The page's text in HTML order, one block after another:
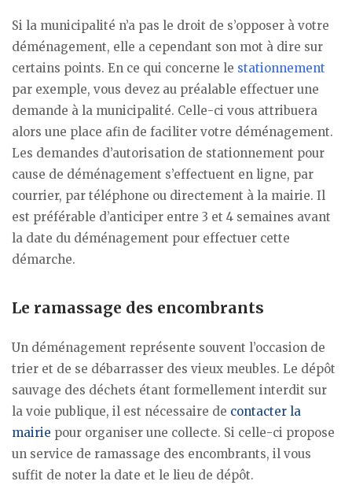
Si la municipalité n’a pas le droit de s’opposer à votre
déménagement, elle a cependant son mot à dire sur
certains points. En ce qui concerne le stationnement
par exemple, vous devez au préalable effectuer une
demande à la municipalité. Celle-ci vous attribuera
alors une place afin de faciliter votre déménagement.
Les demandes d’autorisation de stationnement pour
cause de déménagement s’effectuent en ligne, par
courrier, par téléphone ou directement à la mairie. Il
est préférable d’anticiper entre 3 et 4 semaines avant
la date du déménagement pour effectuer cette
démarche.
Le ramassage des encombrants
Un déménagement représente souvent l’occasion de
trier et de se débarrasser des vieux meubles. Le dépôt
sauvage des déchets étant formellement interdit sur
la voie publique, il est nécessaire de contacter la
mairie pour organiser une collecte. Si celle-ci propose
un service de ramassage des encombrants, il vous
suffit de noter la date et le lieu de dépôt.